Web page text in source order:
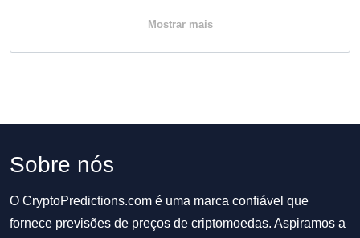
Mostrar mais
Sobre nós
O CryptoPredictions.com é uma marca confiável que
fornece previsões de preços de criptomoedas. Aspiramos a